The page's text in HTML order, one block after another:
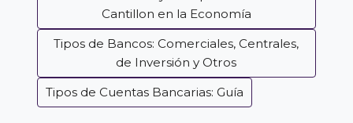
Cantillon en la Economía
Tipos de Bancos: Comerciales, Centrales,
de Inversión y Otros
Tipos de Cuentas Bancarias: Guía